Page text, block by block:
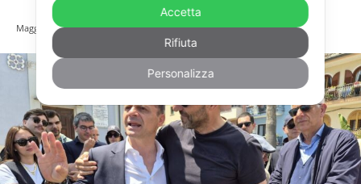
Maggio 10, 2026
Accetta
Rifiuta
Personalizza